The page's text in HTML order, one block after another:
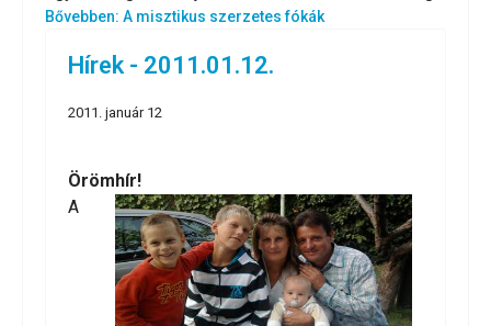
Bővebben: A misztikus szerzetes fókák
Hírek - 2011.01.12.
2011. január 12
Örömhír!
A